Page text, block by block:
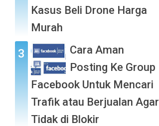
Kasus Beli Drone Harga
Murah
Cara Aman
Posting Ke Group
Facebook Untuk Mencari
Trafik atau Berjualan Agar
Tidak di Blokir